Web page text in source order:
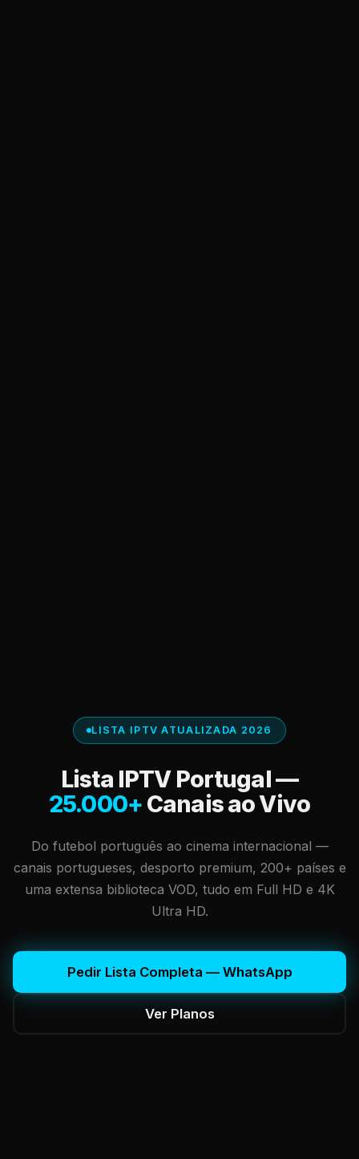
LISTA IPTV ATUALIZADA 2026
Lista IPTV Portugal —
25.000+ Canais ao Vivo
Do futebol português ao cinema internacional —
canais portugueses, desporto premium, 200+ países e
uma extensa biblioteca VOD, tudo em Full HD e 4K
Ultra HD.
Pedir Lista Completa — WhatsApp
Ver Planos